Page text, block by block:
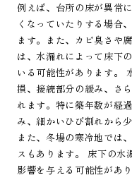
例えば、台所の床が異常
くなっていたりする場合
ます。また、カビ臭さや
は、水漏れによって床下
いる可能性があります。
損、接続部分の緩み、さ
れます。特に築年数が経
み、細かいひび割れから
また、冬場の寒冷地では
スもあります。 床下の水
影響を与える可能性があ